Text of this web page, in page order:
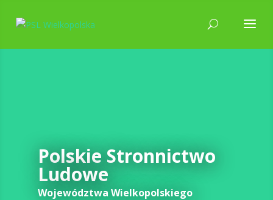
Polskie Stronnictwo
Ludowe
Województwa Wielkopolskiego